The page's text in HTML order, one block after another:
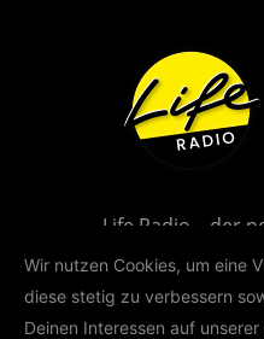
Life Radio – der
Musikmix für
Wir nutzen Cookies, um eine
diese stetig zu verbessern
Deinen Interessen auf